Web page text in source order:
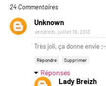
24 Commentaires
Unknown
vendredi, juillet 19, 2013
Très joli, ça donne envie
Répondre Supprimer
Réponses
Lady Breizh